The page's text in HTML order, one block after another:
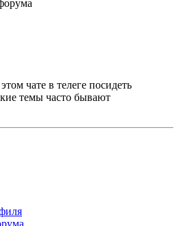
чате в телеге посидеть
темы часто бывают